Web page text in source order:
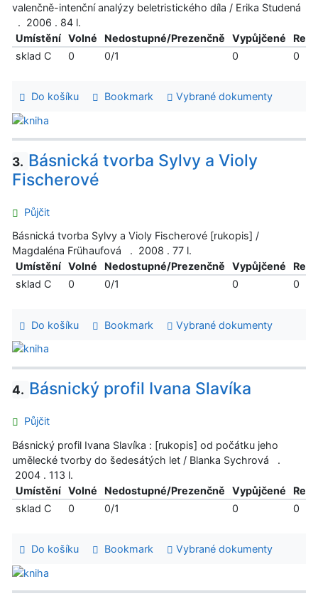
valenčně-intenční analýzy beletristického díla / Erika Studená
. 2006 . 84 l.
Umístění
Volné Nedostupné/Prezenčně Vypůjčené
sklad C
0 0/1 0 0
Do košíku Bookmark Vybrané dokumenty
3. Básnická tvorba Sylvy a Violy
Fischerové
Půjčit
Básnická tvorba Sylvy a Violy Fischerové [rukopis] /
Magdaléna Frühaufová . 2008 . 77 l.
Umístění
Volné Nedostupné/Prezenčně Vypůjčené
sklad C
0 0/1 0 0
Do košíku Bookmark Vybrané dokumenty
4. Básnický profil Ivana Slavíka
Půjčit
Básnický profil Ivana Slavíka : [rukopis] od počátku jeho
umělecké tvorby do šedesátých let / Blanka Sychrová .
2004 . 113 l.
Umístění
Volné Nedostupné/Prezenčně Vypůjčené
sklad C
0 0/1 0 0
Do košíku Bookmark Vybrané dokumenty